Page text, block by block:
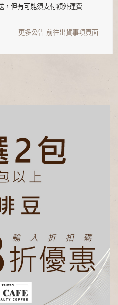
，但有可能須支付額外運費
更多公告 前往出貨事項頁面